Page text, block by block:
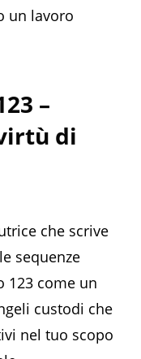
un lavoro
–
di
che scrive
sequenze
123 come un
custodi che
nel tuo scopo